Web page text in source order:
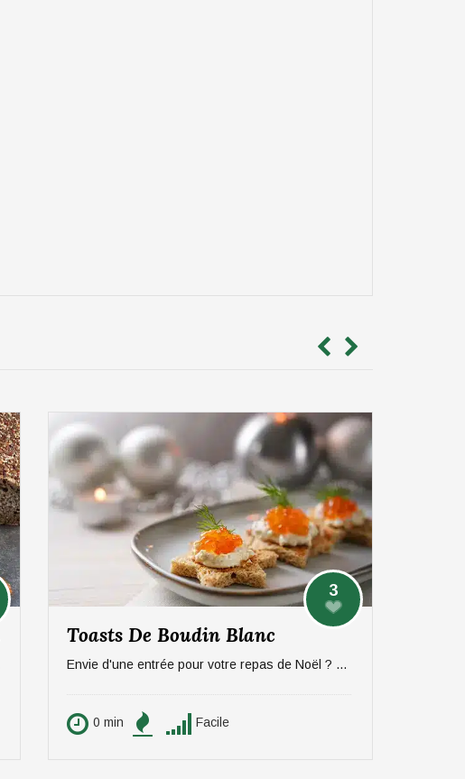
3
Toasts De Boudin Blanc
Envie d'une entrée pour votre repas de Noël ? On vous propose une recette sucré/salée rapide et efficace à base de pommes et boudin. Pour 6 personnes.
0 min Facile